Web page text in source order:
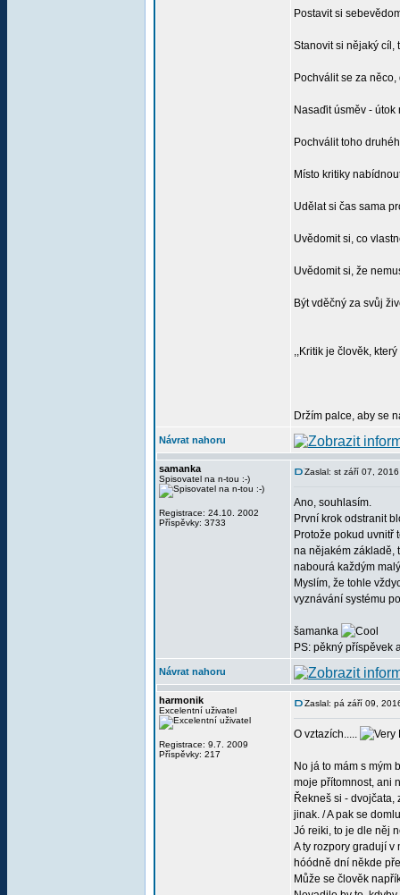
Postavit si
Stanovit si nějaký cíl,
Pochválit se za
Nasaďit úsměv -
Pochválit toho
Místo kritiky
Udělat si čas sama
Uvědomit si, co
Uvědomit si, že
Být vděčný za svůj
,,Kritik je člověk,
Držím palce, aby se
Návrat nahoru
samanka
Spisovatel na n-tou :-)
Registrace: 24.10. 2002
Příspěvky: 3733
Zaslal: st září 07,
Ano, souhlasím.
První krok odstranit
Protože pokud uvnitř
na nějakém základě,
nabourá každým
Myslím, že tohle
vyznávání systému
šamanka
PS: pěkný příspěvek
Návrat nahoru
harmonik
Excelentní uživatel
Registrace: 9.7. 2009
Příspěvky: 217
Zaslal: pá září 09,
O vztazích.....
No já to mám s mým
moje přítomnost, ani
Řekneš si -
jinak. / A pak se
Jó reiki, to je dle něj
A ty rozpory gradují v
hóódně dní někde
Může se člověk